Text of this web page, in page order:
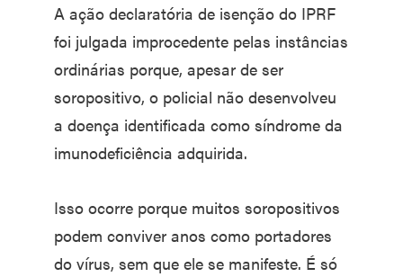
A ação declaratória de isenção do IPRF
foi julgada improcedente pelas instâncias
ordinárias porque, apesar de ser
soropositivo, o policial não desenvolveu
a doença identificada como síndrome da
imunodeficiência adquirida.
Isso ocorre porque muitos soropositivos
podem conviver anos como portadores
do vírus, sem que ele se manifeste. É só